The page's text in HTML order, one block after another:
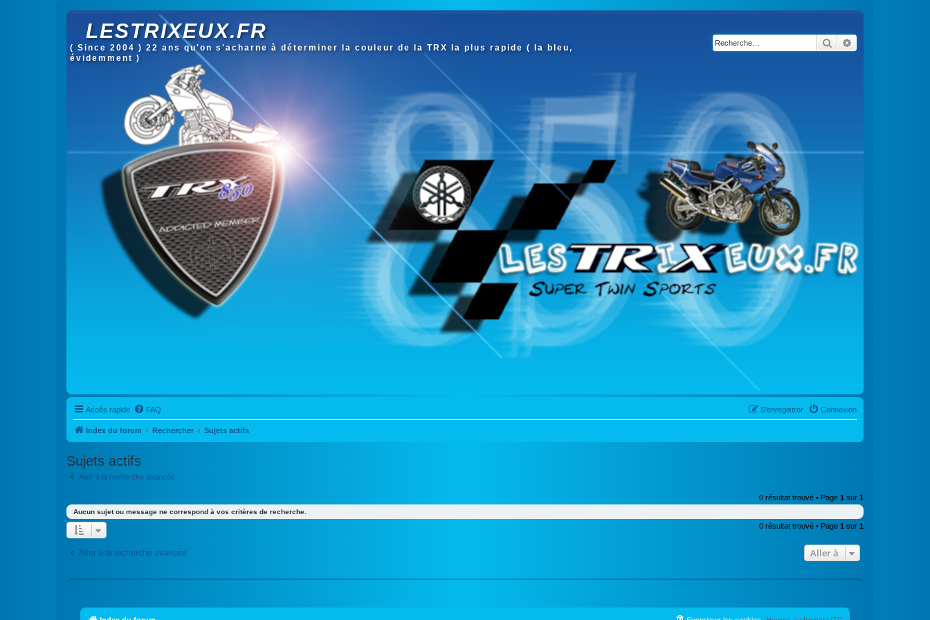
LESTRIXEUX.FR
( Since 2004 ) 22 ans qu'on s'acharne à déterminer la couleur de la TRX la plus rapide ( la bleu,
évidemment )
Rechercher
Accès rapide FAQ Connexion
S’enregistrer
Index du forum Rechercher Sujets actifs
Sujets actifs
Aller à la recherche avancée
0 résultat trouvé • Page 1 sur 1
Aucun sujet ou message ne correspond à vos critères de recherche.
0 résultat trouvé • Page 1 sur 1
Aller à la recherche avancée Aller à